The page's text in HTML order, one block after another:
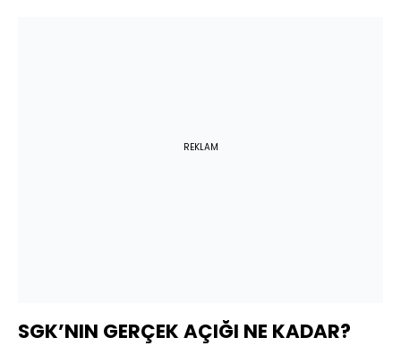
REKLAM
SGK’NIN GERÇEK AÇIĞI NE KADAR?